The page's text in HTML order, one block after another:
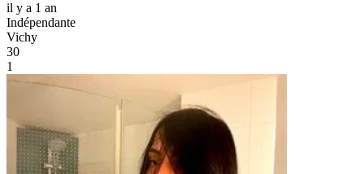
il y a 1 an
Indépendante
Vichy
30
1